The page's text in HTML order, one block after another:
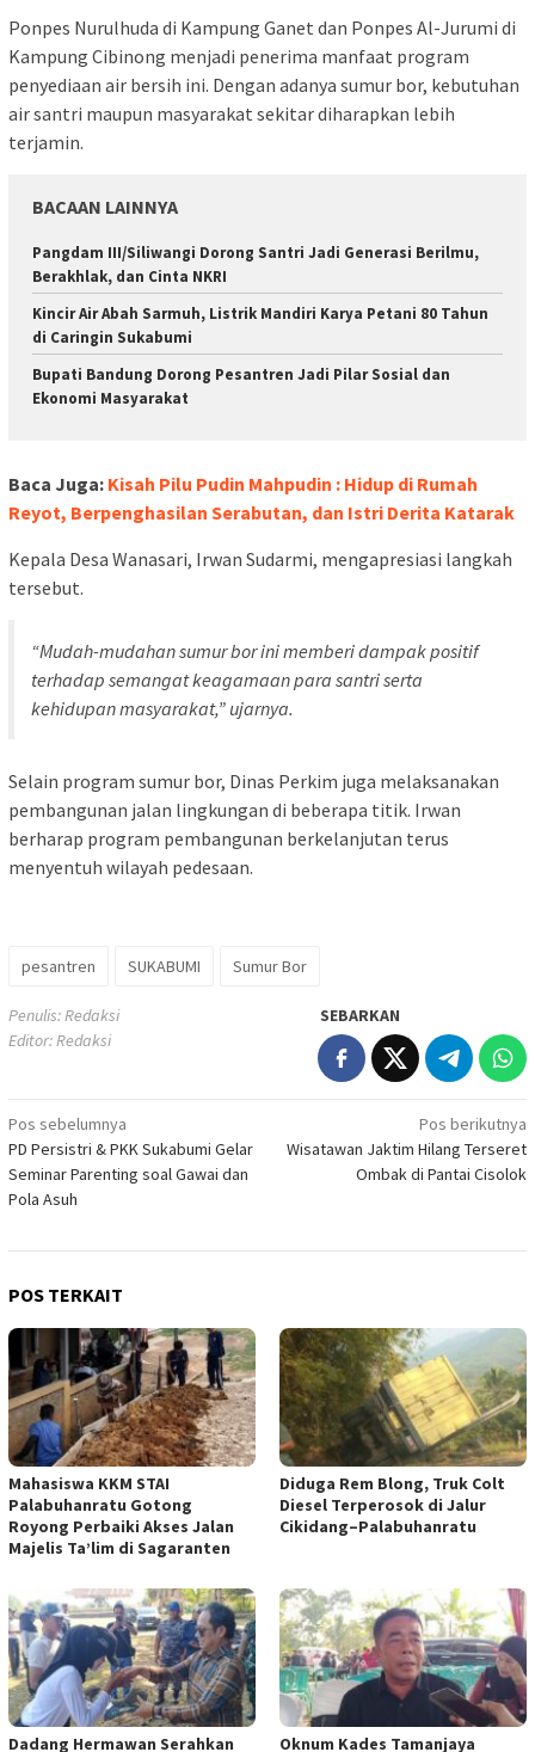
Ponpes Nurulhuda di Kampung Ganet dan Ponpes Al-Jurumi di
Kampung Cibinong menjadi penerima manfaat program
penyediaan air bersih ini. Dengan adanya sumur bor, kebutuhan
air santri maupun masyarakat sekitar diharapkan lebih
terjamin.
BACAAN LAINNYA
Pangdam III/Siliwangi Dorong Santri Jadi Generasi Berilmu,
Berakhlak, dan Cinta NKRI
Kincir Air Abah Sarmuh, Listrik Mandiri Karya Petani 80 Tahun
di Caringin Sukabumi
Bupati Bandung Dorong Pesantren Jadi Pilar Sosial dan
Ekonomi Masyarakat
Baca Juga: Kisah Pilu Pudin Mahpudin : Hidup di Rumah
Reyot, Berpenghasilan Serabutan, dan Istri Derita Katarak
Kepala Desa Wanasari, Irwan Sudarmi, mengapresiasi langkah
tersebut.
“Mudah-mudahan sumur bor ini memberi dampak positif
terhadap semangat keagamaan para santri serta
kehidupan masyarakat,” ujarnya.
Selain program sumur bor, Dinas Perkim juga melaksanakan
pembangunan jalan lingkungan di beberapa titik. Irwan
berharap program pembangunan berkelanjutan terus
menyentuh wilayah pedesaan.
pesantren SUKABUMI Sumur Bor
Penulis: Redaksi
Editor: Redaksi
SEBARKAN
Navigasi
pos
Pos sebelumnya
PD Persistri & PKK Sukabumi Gelar
Seminar Parenting soal Gawai dan
Pola Asuh
Pos berikutnya
Wisatawan Jaktim Hilang Terseret
Ombak di Pantai Cisolok
POS TERKAIT
Mahasiswa KKM STAI
Palabuhanratu Gotong
Royong Perbaiki Akses Jalan
Majelis Ta’lim di Sagaranten
Diduga Rem Blong, Truk Colt
Diesel Terperosok di Jalur
Cikidang–Palabuhanratu
Dadang Hermawan Serahkan Oknum Kades Tamanjaya